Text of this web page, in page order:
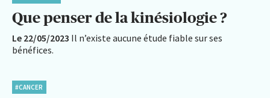
Que penser de la kinésiologie ?
Le 22/05/2023 Il n’existe aucune étude fiable sur ses
bénéfices.
#CANCER